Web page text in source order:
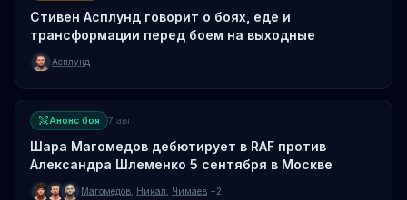
Стивен Асплунд говорит о боях, еде и
трансформации перед боем на выходные
Асплунд
Анонс боя 7 авг.
Шара Магомедов дебютирует в RAF против
Александра Шлеменко 5 сентября в Москве
Магомедов, Никал, Чимаев +2